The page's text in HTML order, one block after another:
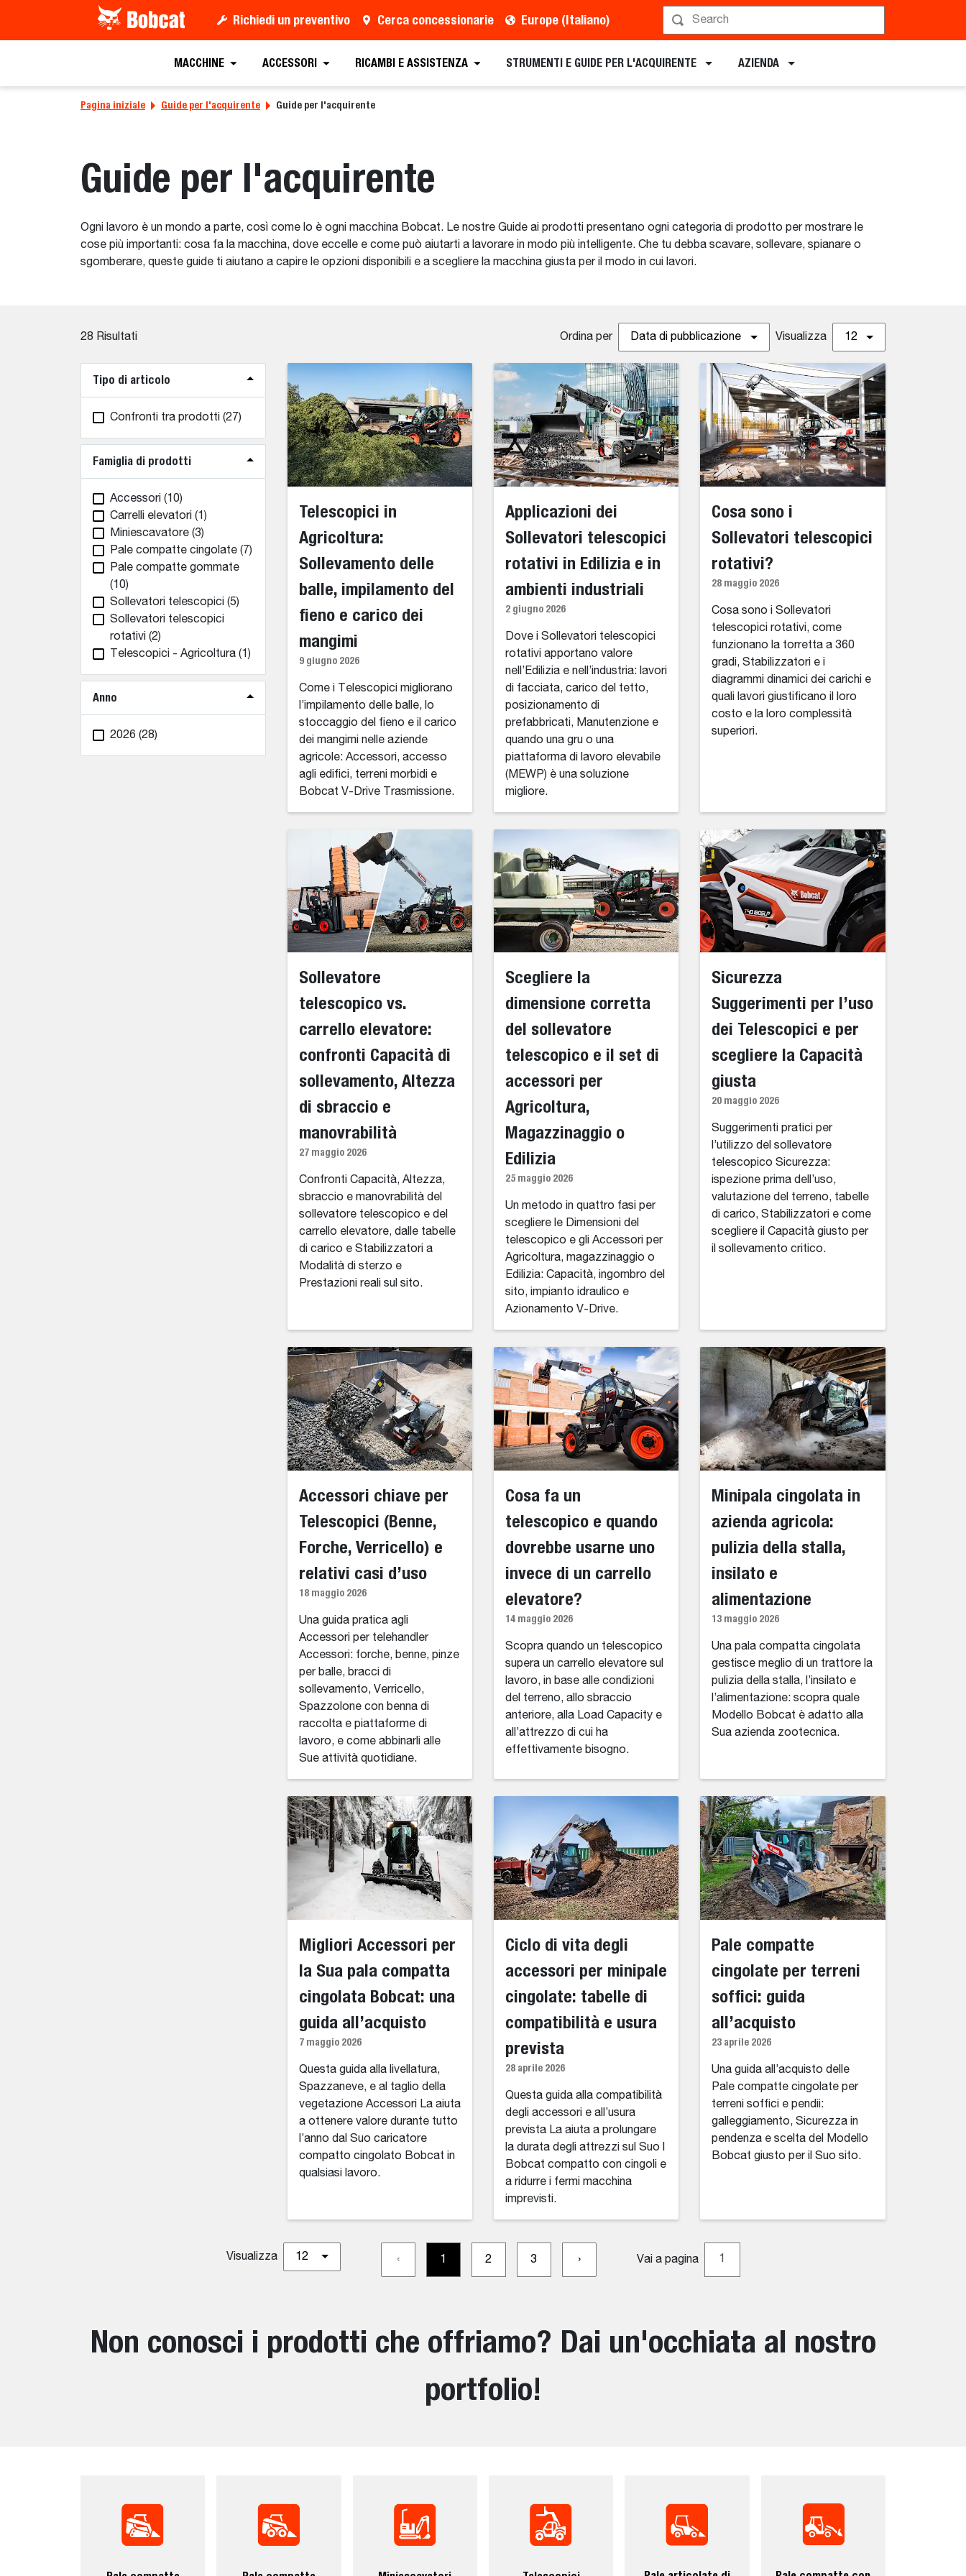
Richiedi un preventivo Cerca concessionarie Europe (Italiano)
MACCHINE ACCESSORI RICAMBI E ASSISTENZA STRUMENTI E GUIDE PER L'ACQUIRENTE AZIENDA
Pagina iniziale Guide per l'acquirente Guide per l'acquirente
Guide per l'acquirente
Ogni lavoro è un mondo a parte, così come lo è ogni macchina Bobcat. Le nostre Guide ai prodotti presentano ogni categoria di prodotto per mostrare le
cose più importanti: cosa fa la macchina, dove eccelle e come può aiutarti a lavorare in modo più intelligente. Che tu debba scavare, sollevare, spianare o
sgomberare, queste guide ti aiutano a capire le opzioni disponibili e a scegliere la macchina giusta per il modo in cui lavori.
28 Risultati Ordina per Data di pubblicazione Visualizza 12
Tipo di articolo
Confronti tra prodotti (27)
Famiglia di prodotti
Accessori (10)
Carrelli elevatori (1)
Miniescavatore (3)
Pale compatte cingolate (7)
Pale compatte gommate
(10)
Sollevatori telescopici (5)
Sollevatori telescopici
rotativi (2)
Telescopici - Agricoltura (1)
Anno
2026 (28)
Telescopici in
Agricoltura:
Sollevamento delle
balle, impilamento del
fieno e carico dei
mangimi
9 giugno 2026
Come i Telescopici migliorano
l’impilamento delle balle, lo
stoccaggio del fieno e il carico
dei mangimi nelle aziende
agricole: Accessori, accesso
agli edifici, terreni morbidi e
Bobcat V-Drive Trasmissione.
Applicazioni dei
Sollevatori telescopici
rotativi in Edilizia e in
ambienti industriali
2 giugno 2026
Dove i Sollevatori telescopici
rotativi apportano valore
nell’Edilizia e nell’industria: lavori
di facciata, carico del tetto,
posizionamento di
prefabbricati, Manutenzione e
quando una gru o una
piattaforma di lavoro elevabile
(MEWP) è una soluzione
migliore.
Cosa sono i
Sollevatori telescopici
rotativi?
28 maggio 2026
Cosa sono i Sollevatori
telescopici rotativi, come
funzionano la torretta a 360
gradi, Stabilizzatori e i
diagrammi dinamici dei carichi e
quali lavori giustificano il loro
costo e la loro complessità
superiori.
Sollevatore
telescopico vs.
carrello elevatore:
confronti Capacità di
sollevamento, Altezza
di sbraccio e
manovrabilità
27 maggio 2026
Confronti Capacità, Altezza,
sbraccio e manovrabilità del
sollevatore telescopico e del
carrello elevatore, dalle tabelle
di carico e Stabilizzatori a
Modalità di sterzo e
Prestazioni reali sul sito.
Scegliere la
dimensione corretta
del sollevatore
telescopico e il set di
accessori per
Agricoltura,
Magazzinaggio o
Edilizia
25 maggio 2026
Un metodo in quattro fasi per
scegliere le Dimensioni del
telescopico e gli Accessori per
Agricoltura, magazzinaggio o
Edilizia: Capacità, ingombro del
sito, impianto idraulico e
Azionamento V-Drive.
Sicurezza
Suggerimenti per l’uso
dei Telescopici e per
scegliere la Capacità
giusta
20 maggio 2026
Suggerimenti pratici per
l’utilizzo del sollevatore
telescopico Sicurezza:
ispezione prima dell’uso,
valutazione del terreno, tabelle
di carico, Stabilizzatori e come
scegliere il Capacità giusto per
il sollevamento critico.
Accessori chiave per
Telescopici (Benne,
Forche, Verricello) e
relativi casi d’uso
18 maggio 2026
Una guida pratica agli
Accessori per telehandler
Accessori: forche, benne, pinze
per balle, bracci di
sollevamento, Verricello,
Spazzolone con benna di
raccolta e piattaforme di
lavoro, e come abbinarli alle
Sue attività quotidiane.
Cosa fa un
telescopico e quando
dovrebbe usarne uno
invece di un carrello
elevatore?
14 maggio 2026
Scopra quando un telescopico
supera un carrello elevatore sul
lavoro, in base alle condizioni
del terreno, allo sbraccio
anteriore, alla Load Capacity e
all’attrezzo di cui ha
effettivamente bisogno.
Minipala cingolata in
azienda agricola:
pulizia della stalla,
insilato e
alimentazione
13 maggio 2026
Una pala compatta cingolata
gestisce meglio di un trattore la
pulizia della stalla, l’insilato e
l’alimentazione: scopra quale
Modello Bobcat è adatto alla
Sua azienda zootecnica.
Migliori Accessori per
la Sua pala compatta
cingolata Bobcat: una
guida all’acquisto
7 maggio 2026
Questa guida alla livellatura,
Spazzaneve, e al taglio della
vegetazione Accessori La aiuta
a ottenere valore durante tutto
l’anno dal Suo caricatore
compatto cingolato Bobcat in
qualsiasi lavoro.
Ciclo di vita degli
accessori per minipale
cingolate: tabelle di
compatibilità e usura
prevista
28 aprile 2026
Questa guida alla compatibilità
degli accessori e all’usura
prevista La aiuta a prolungare
la durata degli attrezzi sul Suo l
Bobcat compatto con cingoli e
a ridurre i fermi macchina
imprevisti.
Pale compatte
cingolate per terreni
soffici: guida
all’acquisto
23 aprile 2026
Una guida all’acquisto delle
Pale compatte cingolate per
terreni soffici e pendii:
galleggiamento, Sicurezza in
pendenza e scelta del Modello
Bobcat giusto per il Suo sito.
Visualizza 12 ‹ 1 2 3 › Vai a pagina
Non conosci i prodotti che offriamo? Dai un'occhiata al nostro
portfolio!